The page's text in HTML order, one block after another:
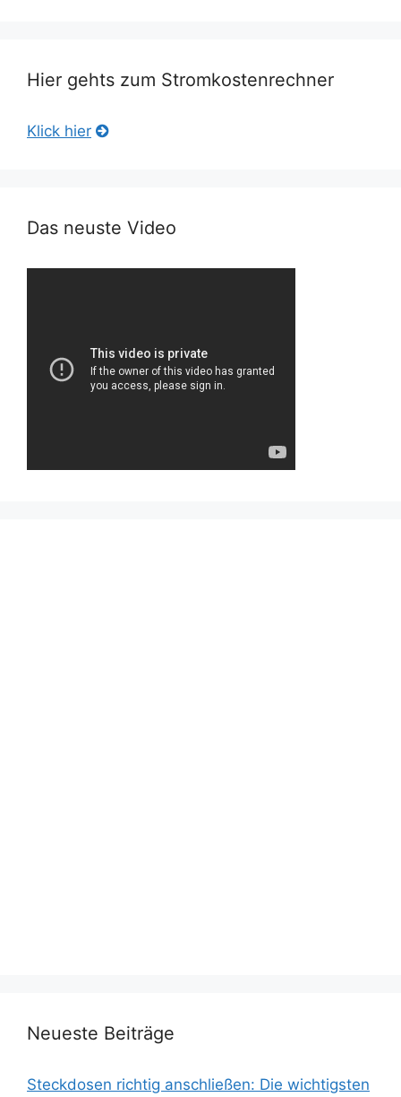
Hier gehts zum Stromkostenrechner
Klick hier
Das neuste Video
Neueste Beiträge
Steckdosen richtig anschließen: Die wichtigsten